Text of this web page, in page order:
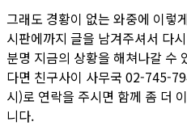
그래도 경황이 없는 와중에 이렇
시판에까지 글을 남겨주셔서 다
분명 지금의 상황을 해쳐나갈 수
다면 친구사이 사무국 02-745-
시)로 연락을 주시면 함께 좀 더
니다.